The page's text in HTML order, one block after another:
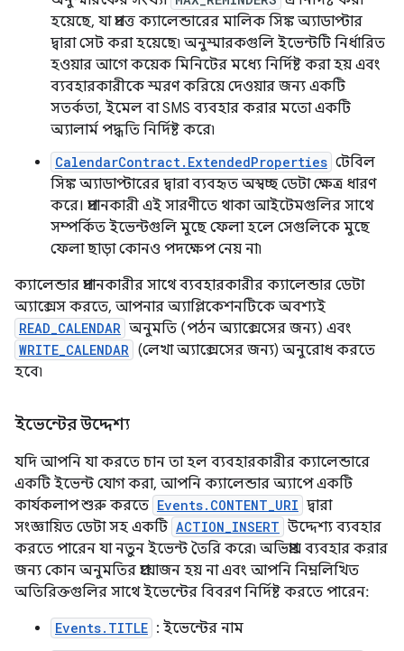
হয়েছে, যা প্রদত্ত ক্যালেন্ডারের মালিক সিঙ্ক অ্যাডাপ্টার
দ্বারা সেট করা হয়েছে৷ অনুস্মারকগুলি ইভেন্টটি নির্ধারিত
হওয়ার আগে কয়েক মিনিটের মধ্যে নির্দিষ্ট করা হয় এবং
ব্যবহারকারীকে স্মরণ করিয়ে দেওয়ার জন্য একটি
সতর্কতা, ইমেল বা SMS ব্যবহার করার মতো একটি
অ্যালার্ম পদ্ধতি নির্দিষ্ট করে৷
CalendarContract.ExtendedProperties টেবিল
সিঙ্ক অ্যাডাপ্টারের দ্বারা ব্যবহৃত অস্বচ্ছ ডেটা ক্ষেত্র ধারণ
করে। প্রদানকারী এই সারণীতে থাকা আইটেমগুলির সাথে
সম্পর্কিত ইভেন্টগুলি মুছে ফেলা হলে সেগুলিকে মুছে
ফেলা ছাড়া কোনও পদক্ষেপ নেয় না৷
ক্যালেন্ডার প্রদানকারীর সাথে ব্যবহারকারীর ক্যালেন্ডার ডেটা
অ্যাক্সেস করতে, আপনার অ্যাপ্লিকেশনটিকে অবশ্যই
READ_CALENDAR অনুমতি (পঠন অ্যাক্সেসের জন্য) এবং
WRITE_CALENDAR (লেখা অ্যাক্সেসের জন্য) অনুরোধ করতে
হবে৷
ইভেন্টের উদ্দেশ্য
যদি আপনি যা করতে চান তা হল ব্যবহারকারীর ক্যালেন্ডারে
একটি ইভেন্ট যোগ করা, আপনি ক্যালেন্ডার অ্যাপে একটি
কার্যকলাপ শুরু করতে Events.CONTENT_URI দ্বারা
সংজ্ঞায়িত ডেটা সহ একটি ACTION_INSERT উদ্দেশ্য ব্যবহার
করতে পারেন যা নতুন ইভেন্ট তৈরি করে৷ অভিপ্রায় ব্যবহার করার
জন্য কোন অনুমতির প্রয়োজন হয় না এবং আপনি নিম্নলিখিত
অতিরিক্তগুলির সাথে ইভেন্টের বিবরণ নির্দিষ্ট করতে পারেন:
Events.TITLE : ইভেন্টের নাম